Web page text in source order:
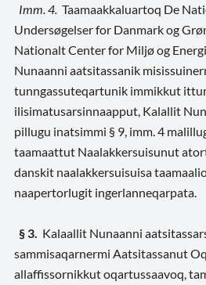
Imm. 4. Taamaakkaluartoq De
Undersøgelser for Danmark og
Nationalt Center for Miljø og
Nunaanni aatsitassanik
tunngassuteqartunik immikkut
ilisimatusarsinnaapput, Kalallit
pillugu inatsimmi § 9, imm. 4
taamaattut Naalakkersuisunut
danskit naalakkersuisuisa
naapertorlugit ingerlanneqarpata.
§ 3. Kalaallit Nunaanni
sammisaqarnermi Aatsitassanut
allaffissornikkut oqartussaavoq,